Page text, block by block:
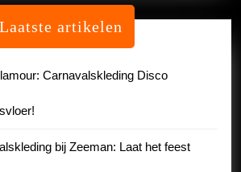
Laatste artikelen
Carnavalskleding Disco
bij Zeeman: Laat het feest